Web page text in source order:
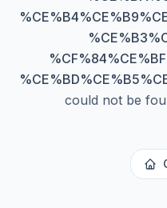
could not be